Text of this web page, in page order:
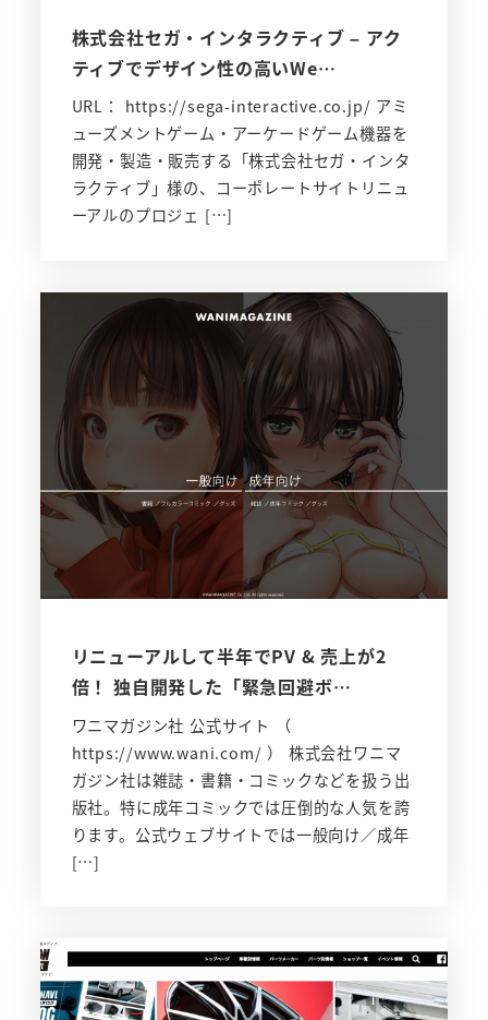
株式会社セガ・インタラクティブ – アク
ティブでデザイン性の高いWe…
URL： https://sega-interactive.co.jp/ アミ
ューズメントゲーム・アーケードゲーム機器を
開発・製造・販売する「株式会社セガ・インタ
ラクティブ」様の、コーポレートサイトリニュ
ーアルのプロジェ […]
リニューアルして半年でPV & 売上が2
倍！ 独自開発した「緊急回避ボ…
ワニマガジン社 公式サイト （
https://www.wani.com/ ） 株式会社ワニマ
ガジン社は雑誌・書籍・コミックなどを扱う出
版社。特に成年コミックでは圧倒的な人気を誇
ります。公式ウェブサイトでは一般向け／成年
[…]